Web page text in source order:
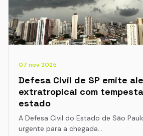
07 nov 2025
Defesa Civil de SP emite
extratropical com
estado
A Defesa Civil do Estado de São
urgente para a chegada…